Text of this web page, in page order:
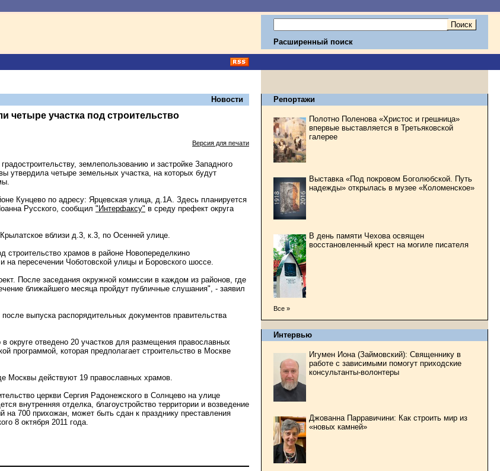
Расширенный поиск
Новости
четыре участка под строительство
Версия для печати
землепользованию и застройке Западного
утвердила четыре земельных участка, на которых будут
Кунцево по адресу: Ярцевская улица, д.1А. Здесь планируется
Русского, сообщил "Интерфаксу" в среду префект округа
вблизи д.3, к.3, по Осенней улице.
строительство храмов в районе Новопеределкино
на пересечении Чоботовской улицы и Боровского шоссе.
После заседания окружной комиссии в каждом из районов, где
ближайшего месяца пройдут публичные слушания", - заявил
выпуска распорядительных документов правительства
округе отведено 20 участков для размещения православных
программой, которая предполагает строительство в Москве
Москвы действуют 19 православных храмов.
церкви Сергия Радонежского в Солнцево на улице
внутренняя отделка, благоустройство территории и возведение
на 700 прихожан, может быть сдан к празднику преставления
8 октября 2011 года.
Репортажи
Полотно Поленова «Христос и грешница»
впервые выставляется в Третьяковской
галерее
Выставка «Под покровом Боголюбской. Путь
надежды» открылась в музее «Коломенское»
В день памяти Чехова освящен
восстановленный крест на могиле писателя
Все »
Интервью
Игумен Иона (Займовский): Священнику в
работе с зависимыми помогут приходские
консультанты-волонтеры
Джованна Парравичини: Как строить мир из
«новых камней»